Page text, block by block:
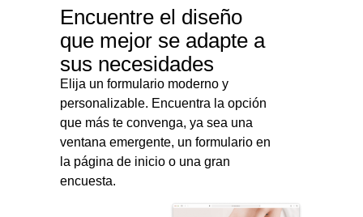
Encuentre el diseño
que mejor se adapte a
sus necesidades
Elija un formulario moderno y
personalizable. Encuentra la opción
que más te convenga, ya sea una
ventana emergente, un formulario en
la página de inicio o una gran
encuesta.